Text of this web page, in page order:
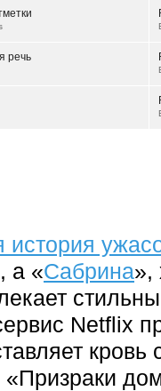
речь
история
а «Сабрина»,
Netflix
кровь
«Призраки